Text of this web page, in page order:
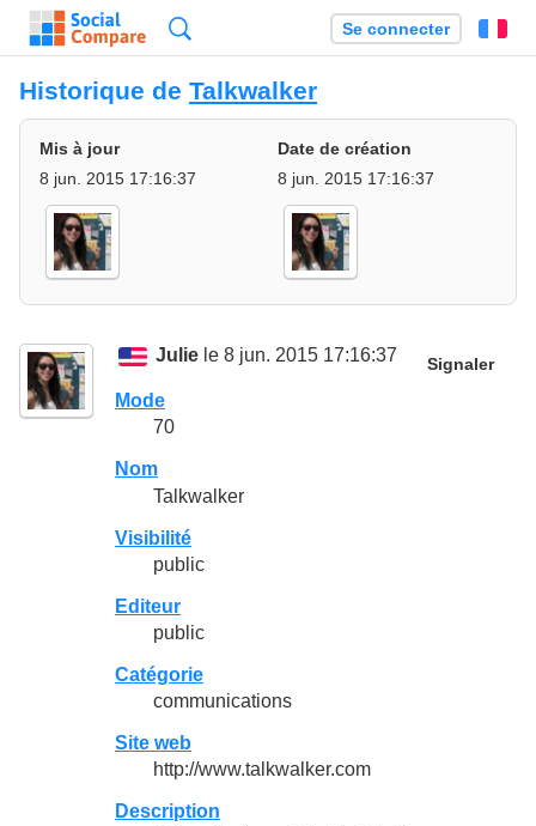
Se connecter
Historique de Talkwalker
Mis à jour
8 jun. 2015 17:16:37
Date de création
8 jun. 2015 17:16:37
Julie le 8 jun. 2015 17:16:37 Signaler
Mode
70
Nom
Talkwalker
Visibilité
public
Editeur
public
Catégorie
communications
Site web
http://www.talkwalker.com
Description